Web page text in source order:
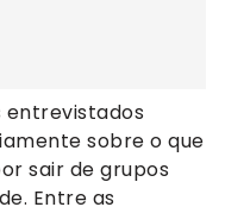
entrevistados
sobre o que
sair de grupos
Entre as